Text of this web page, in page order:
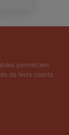
permettent
de leurs clients